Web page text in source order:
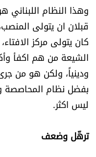
وهذا النظام اللبناني
قبلان ان يتولى
كان يتولى مركز
الشيعة من هم اكفأ
ودينياً، ولكن هو من
بفضل نظام المحاصصة
ليس اكثر.
ترهّل وضعف